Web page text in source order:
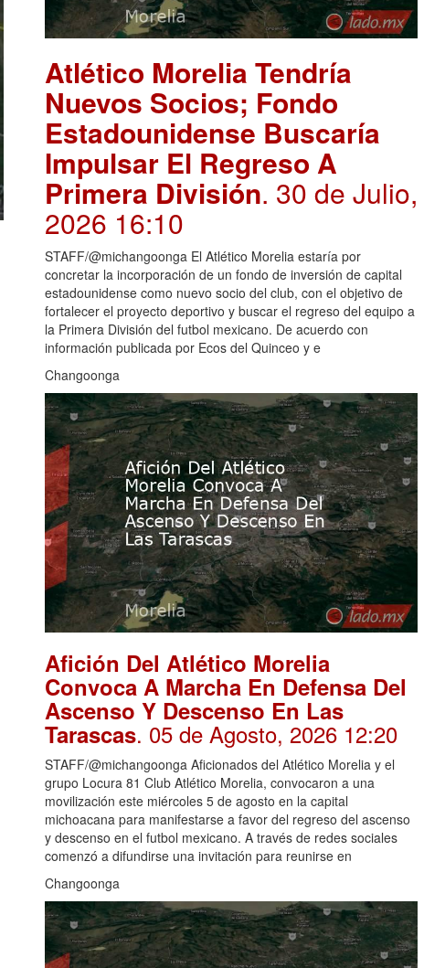
Atlético Morelia Tendría
Nuevos Socios; Fondo
Estadounidense Buscaría
Impulsar El Regreso A
Primera División. 30 de Julio,
2026 16:10
STAFF/@michangoonga El Atlético Morelia estaría por
concretar la incorporación de un fondo de inversión de capital
estadounidense como nuevo socio del club, con el objetivo de
fortalecer el proyecto deportivo y buscar el regreso del equipo a
la Primera División del futbol mexicano. De acuerdo con
información publicada por Ecos del Quinceo y e
Changoonga
Afición Del Atlético Morelia
Convoca A Marcha En Defensa Del
Ascenso Y Descenso En Las
Tarascas. 05 de Agosto, 2026 12:20
STAFF/@michangoonga Aficionados del Atlético Morelia y el
grupo Locura 81 Club Atlético Morelia, convocaron a una
movilización este miércoles 5 de agosto en la capital
michoacana para manifestarse a favor del regreso del ascenso
y descenso en el futbol mexicano. A través de redes sociales
comenzó a difundirse una invitación para reunirse en
Changoonga